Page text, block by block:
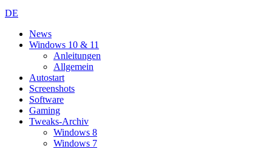
DE
News
Windows 10 & 11
Anleitungen
Allgemein
Autostart
Screenshots
Software
Gaming
Tweaks-Archiv
Windows 8
Windows 7